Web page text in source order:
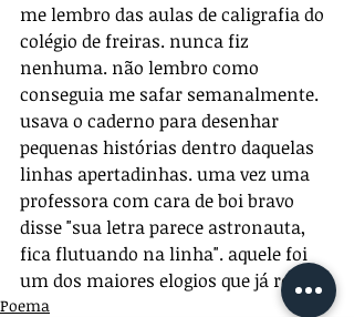
me lembro das aulas de caligrafia do
colégio de freiras. nunca fiz
nenhuma. não lembro como
conseguia me safar semanalmente.
usava o caderno para desenhar
pequenas histórias dentro daquelas
linhas apertadinhas. uma vez uma
professora com cara de boi bravo
disse "sua letra parece astronauta,
fica flutuando na linha". aquele foi
um dos maiores elogios que já recebi.
Poema